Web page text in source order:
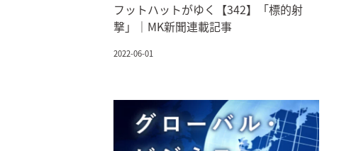
フットハットがゆく【342】「標的射
撃」｜MK新聞連載記事
2022-06-01